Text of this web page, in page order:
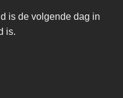
is de volgende dag in
is.